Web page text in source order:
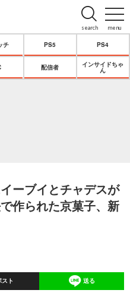
menu
search
チ PS5 PS4
配信者
インサイドちゃ
ん
ーブイとチャデスが
作られた京菓子、新
スト 送る